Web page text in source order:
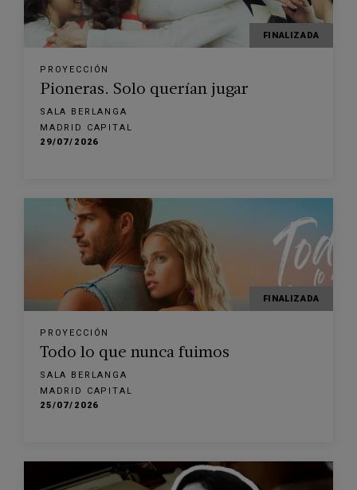
FINALIZADA
PROYECCIÓN
Pioneras. Solo querían jugar
SALA BERLANGA
MADRID CAPITAL
29/07/2026
FINALIZADA
PROYECCIÓN
Todo lo que nunca fuimos
SALA BERLANGA
MADRID CAPITAL
25/07/2026